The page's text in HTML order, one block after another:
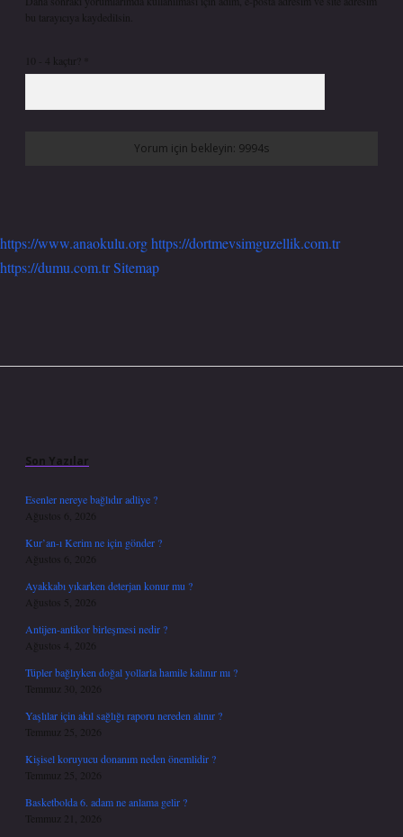
bu tarayıcıya kaydedilsin.
10 - 4 kaçtır?
https://www.anaokulu.orghttps://dortmevsimguzellik.com.tr
https://dumu.com.trSitemap
Son Yazılar
Esenler nereye bağlıdır adliye ?
Ağustos 6, 2026
Kur’an-ı Kerim ne için gönder ?
Ağustos 6, 2026
Ayakkabı yıkarken deterjan konur mu ?
Ağustos 5, 2026
Antijen-antikor birleşmesi nedir ?
Ağustos 4, 2026
Tüpler bağlıyken doğal yollarla hamile kalınır mı ?
Temmuz 30, 2026
Yaşlılar için akıl sağlığı raporu nereden alınır ?
Temmuz 25, 2026
Kişisel koruyucu donanım neden önemlidir ?
Temmuz 25, 2026
Basketbolda 6. adam ne anlama gelir ?
Temmuz 21, 2026